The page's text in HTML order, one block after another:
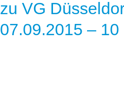
zu VG
07.09.2015 –